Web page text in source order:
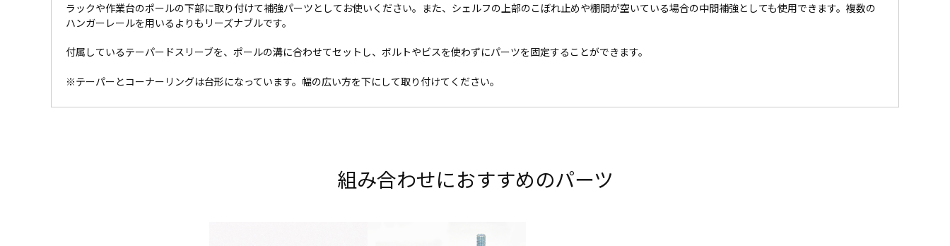
ラックや作業台のポールの下部に取り付けて補強パーツとしてお使いください。また、シェルフの上部のこぼれ止めや棚間が空いている場合の中間補強としても使用できます。複数の
ハンガーレールを用いるよりもリーズナブルです。
付属しているテーパードスリーブを、ポールの溝に合わせてセットし、ボルトやビスを使わずにパーツを固定することができます。
※テーパーとコーナーリングは台形になっています。幅の広い方を下にして取り付けてください。
組み合わせにおすすめのパーツ